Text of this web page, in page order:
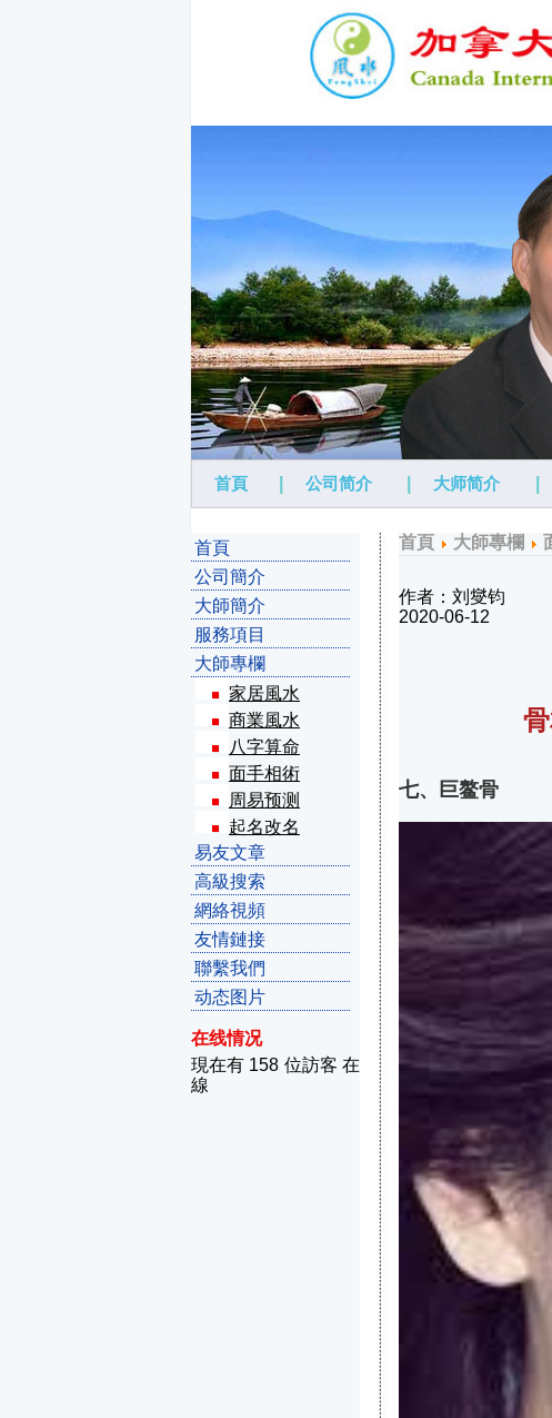
首頁 公司简介 大师简介
首頁
公司簡介
大師簡介
服務項目
大師專欄
家居風水
商業風水
八字算命
面手相術
周易预测
起名改名
易友文章
高級搜索
網絡視頻
友情鏈接
聯繫我們
动态图片
在线情况
現在有 158 位訪客 在
線
首頁 大師專欄
作者：刘燮钧
2020-06-12
骨相与
七、巨鳌骨